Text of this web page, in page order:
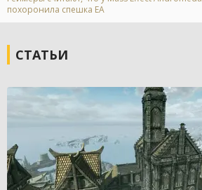
похоронила спешка EA
СТАТЬИ